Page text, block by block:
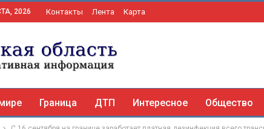
2026 Контакты Лента Карта
Граница ДТП Интересное Общество